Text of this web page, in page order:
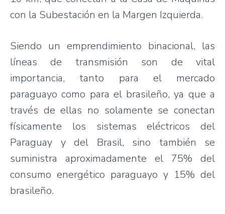
con la Subestación en la Margen Izquierda.
Siendo un emprendimiento binacional, las
líneas de transmisión son de vital
importancia, tanto para el mercado
paraguayo como para el brasileño, ya que a
través de ellas no solamente se conectan
físicamente los sistemas eléctricos del
Paraguay y del Brasil, sino también se
suministra aproximadamente el 75% del
consumo energético paraguayo y 15% del
brasileño.